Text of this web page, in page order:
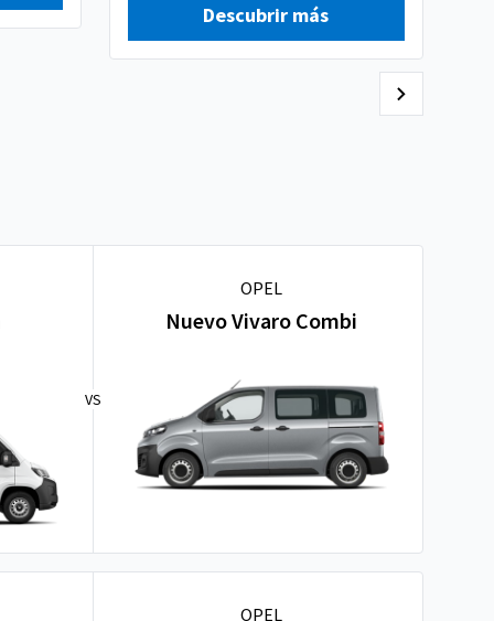
Descubrir más
VS
OPEL
Nuevo Vivaro Combi
OPEL